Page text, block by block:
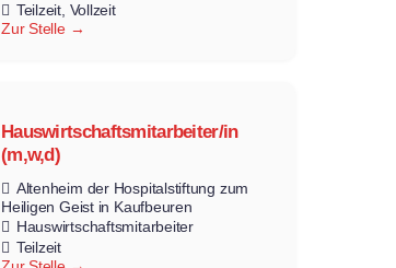
Teilzeit Vollzeit
Zur Stelle
Hauswirtschaftsmitarbeiter/in
(m,w,d)
Altenheim der Hospitalstiftung zum
Heiligen Geist in Kaufbeuren
Hauswirtschaftsmitarbeiter
Teilzeit